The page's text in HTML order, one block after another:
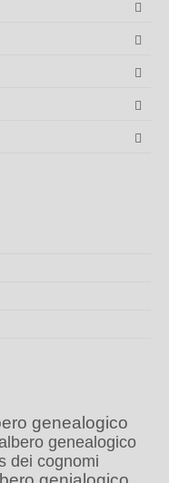
genealogico
genealogico
dei cognomi